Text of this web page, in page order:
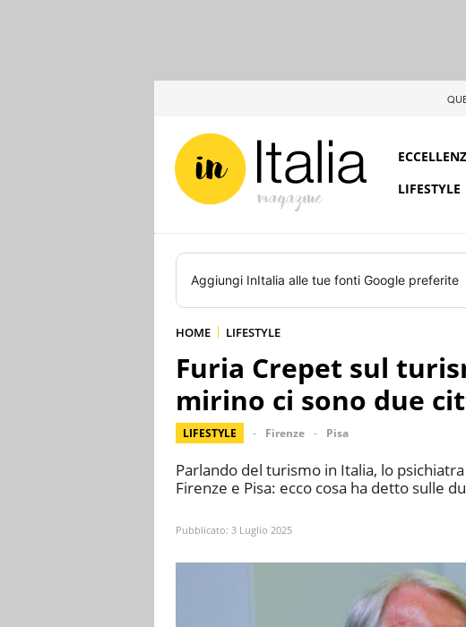
LIFESTYLE
Aggiungi InItalia alle tue fonti Google preferite
HOME LIFESTYLE
Furia Crepet sul
mirino ci sono due
LIFESTYLE Firenze Pisa
Parlando del turismo in Italia, lo
Firenze e Pisa: ecco cosa ha detto sulle
Pubblicato: 3 Luglio 2025